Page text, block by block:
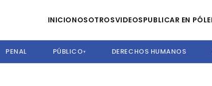
INICIONOSOTROSVIDEOSPUBLICAR EN
PENAL PÚBLICO▾ DERECHOS HUMANOS